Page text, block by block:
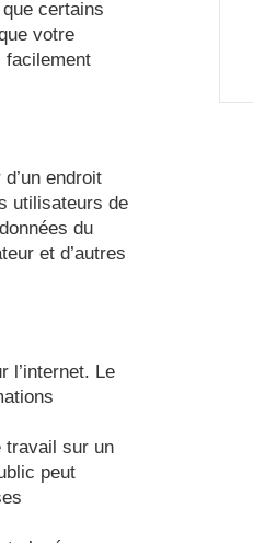
certains
votre
facilement
endroit
utilisateurs de
du
et d’autres
l’internet. Le
travail sur un
peut